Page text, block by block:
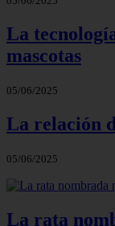
La
mascotas
05/06/2025
La relación
05/06/2025
La rata